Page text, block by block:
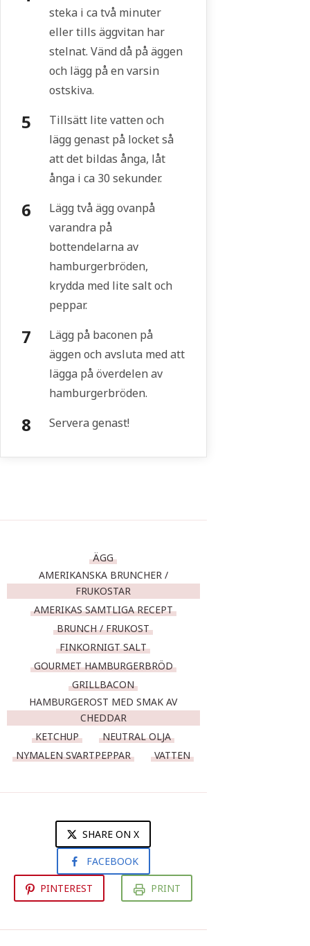
steka i ca två minuter
eller tills äggvitan har
stelnat. Vänd då på äggen
och lägg på en varsin
ostskiva.
Tillsätt lite vatten och
lägg genast på locket så
att det bildas ånga, låt
ånga i ca 30 sekunder.
Lägg två ägg ovanpå
varandra på
bottendelarna av
hamburgerbröden,
krydda med lite salt och
peppar.
Lägg på baconen på
äggen och avsluta med att
lägga på överdelen av
hamburgerbröden.
Servera genast!
ÄGG
AMERIKANSKA BRUNCHER /
FRUKOSTAR
AMERIKAS SAMTLIGA RECEPT
BRUNCH / FRUKOST
FINKORNIGT SALT
GOURMET HAMBURGERBRÖD
GRILLBACON
HAMBURGEROST MED SMAK AV
CHEDDAR
KETCHUP
NEUTRAL OLJA
NYMALEN SVARTPEPPAR
VATTEN
SHARE ON X
FACEBOOK
PINTEREST PRINT